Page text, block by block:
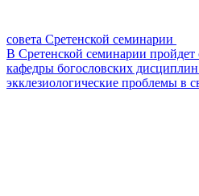
совета Сретенской семинарии
В Сретенской семинарии пройдет
кафедры богословских
экклезиологические проблемы в